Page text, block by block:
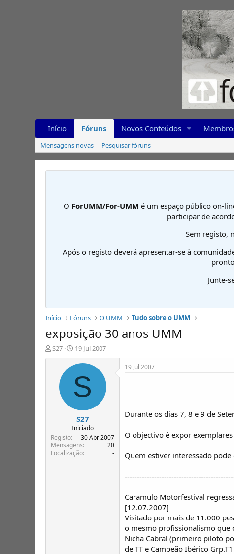
Início Fóruns Novos Conteúdos
Mensagens novas Pesquisar fóruns
O ForUMM/For-UMM é um espaço público on-
participar de
Sem registo,
Após o registo deverá apresentar-se à
Junte-
Início Fóruns O UMM Tudo sobre o UMM
exposição 30 anos UMM
I
n
e
T
ó
S27
D
a
t
d
e
n
c
o
19 Jul 2007
S
S27
Iniciado
Registo
30 Abr 2007
Mensagens
20
Localização
-
19 Jul 2007
Durante os dias 7, 8 e 9 de
O objectivo é expor
Quem estiver interessado
Caramulo Motorfestival
[12.07.2007]
Visitado por mais de 11.000
o mesmo profissionalismo que
Nicha Cabral (primeiro piloto
de TT e Campeão Ibérico